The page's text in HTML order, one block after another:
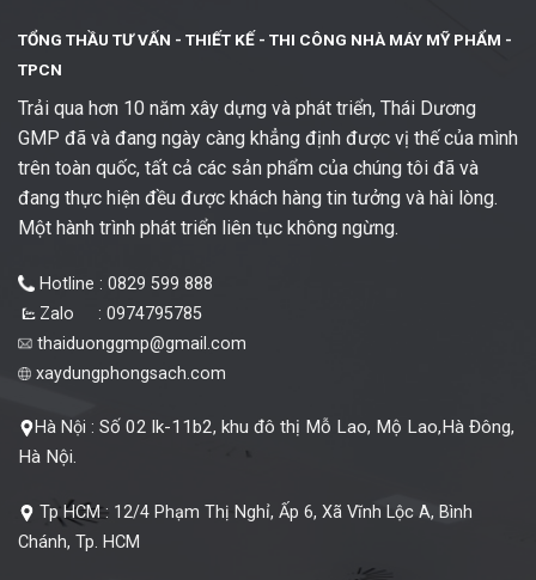
TỔNG THẦU TƯ VẤN - THIẾT KẾ - THI CÔNG NHÀ MÁY MỸ PHẨM -
TPCN
Trải qua hơn 10 năm xây dựng và phát triển, Thái Dương
GMP đã và đang ngày càng khẳng định được vị thế của mình
trên toàn quốc, tất cả các sản phẩm của chúng tôi đã và
đang thực hiện đều được khách hàng tin tưởng và hài lòng.
Một hành trình phát triển liên tục không ngừng.
Hotline : 0829 599 888
Zalo : 0974795785
thaiduonggmp@gmail.com
xaydungphongsach.com
Hà Nội : Số 02 lk-11b2, khu đô thị Mỗ Lao, Mộ Lao,Hà Đông,
Hà Nội.
Tp HCM : 12/4 Phạm Thị Nghỉ, Ấp 6, Xã Vĩnh Lộc A, Bình
Chánh, Tp. HCM